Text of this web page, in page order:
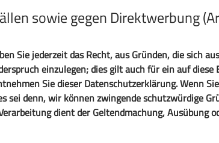
sowie gegen Direktwerbung
Sie jederzeit das Recht, aus Gründen, die sich
einzulegen; dies gilt auch für ein auf diese
Sie dieser Datenschutzerklärung. Wenn
sei denn, wir können zwingende schutzwürdige
dient der Geltendmachung, Ausübung